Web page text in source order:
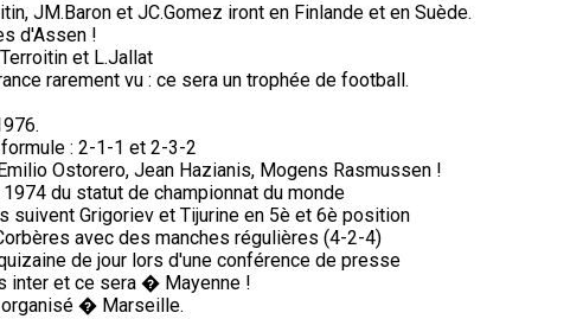
JM.Baron et JC.Gomez iront en Finlande et en Suède.
d'Assen !
et L.Jallat
rarement vu : ce sera un trophée de football.
: 2-1-1 et 2-3-2
Ostorero, Jean Hazianis, Mogens Rasmussen !
du statut de championnat du monde
suivent Grigoriev et Tijurine en 5è et 6è position
avec des manches régulières (4-2-4)
de jour lors d'une conférence de presse
inter et ce sera � Mayenne !
� Marseille.